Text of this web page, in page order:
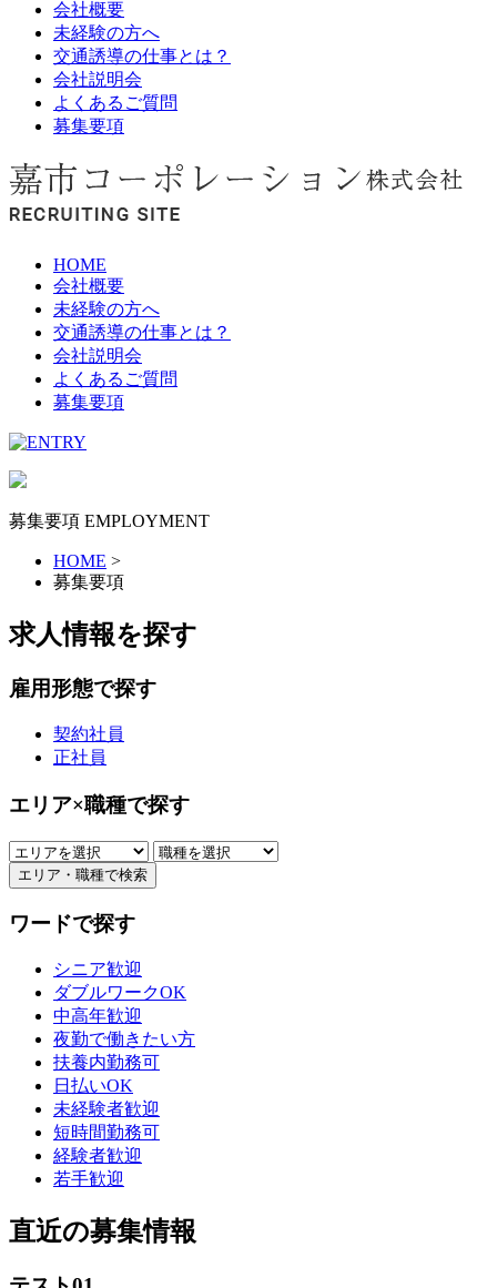
会社概要
未経験の方へ
交通誘導の仕事とは？
会社説明会
よくあるご質問
募集要項
HOME
会社概要
未経験の方へ
交通誘導の仕事とは？
会社説明会
よくあるご質問
募集要項
募集要項 EMPLOYMENT
HOME >
募集要項
求人情報を探す
雇用形態で探す
契約社員
正社員
エリア×職種で探す
ワードで探す
シニア歓迎
ダブルワークOK
中高年歓迎
夜勤で働きたい方
扶養内勤務可
日払いOK
未経験者歓迎
短時間勤務可
経験者歓迎
若手歓迎
直近の募集情報